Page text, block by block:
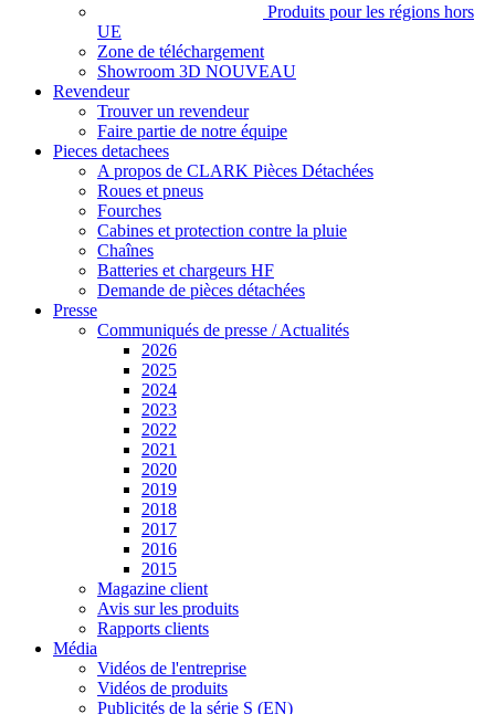
Produits pour les régions hors
UE
Zone de téléchargement
Showroom 3D NOUVEAU
Revendeur
Trouver un revendeur
Faire partie de notre équipe
Pieces detachees
A propos de CLARK Pièces Détachées
Roues et pneus
Fourches
Cabines et protection contre la pluie
Chaînes
Batteries et chargeurs HF
Demande de pièces détachées
Presse
Communiqués de presse / Actualités
2026
2025
2024
2023
2022
2021
2020
2019
2018
2017
2016
2015
Magazine client
Avis sur les produits
Rapports clients
Média
Vidéos de l'entreprise
Vidéos de produits
Publicités de la série S (EN)